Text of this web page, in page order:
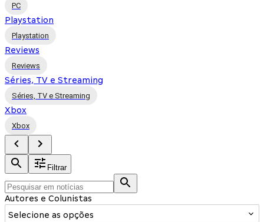
PC
Playstation
Playstation
Reviews
Reviews
Séries, TV e Streaming
Séries, TV e Streaming
Xbox
Xbox
Filtrar
Autores e Colunistas
Selecione as opções